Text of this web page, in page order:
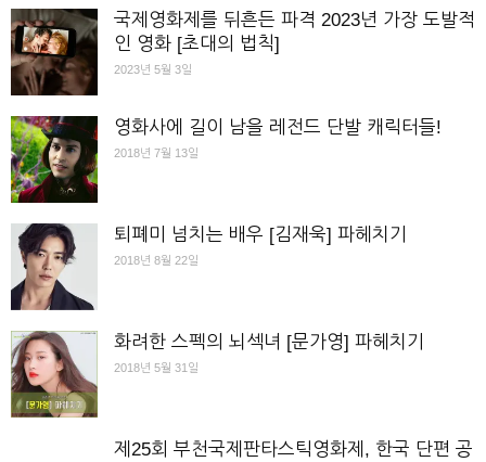
국제영화제를 뒤흔든 파격 2023년 가장 도발적
인 영화 [초대의 법칙]
2023년 5월 3일
영화사에 길이 남을 레전드 단발 캐릭터들!
2018년 7월 13일
퇴폐미 넘치는 배우 [김재욱] 파헤치기
2018년 8월 22일
화려한 스펙의 뇌섹녀 [문가영] 파헤치기
2018년 5월 31일
제25회 부천국제판타스틱영화제, 한국 단편 공